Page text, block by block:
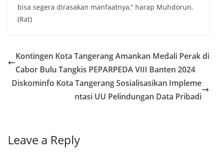
bisa segera dirasakan manfaatnya,” harap Muhdorun.
(Rat)
Kontingen Kota Tangerang Amankan Medali Perak di
Cabor Bulu Tangkis PEPARPEDA VIII Banten 2024
Diskominfo Kota Tangerang Sosialisasikan Impleme
ntasi UU Pelindungan Data Pribadi
Leave a Reply